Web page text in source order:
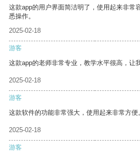
这款app的用户界面简洁明了，使用起来非常
悉操作。
2025-02-18
游客
这款app的老师非常专业，教学水平很高，让
2025-02-18
游客
这款软件的功能非常强大，使用起来非常方便
2025-02-18
游客